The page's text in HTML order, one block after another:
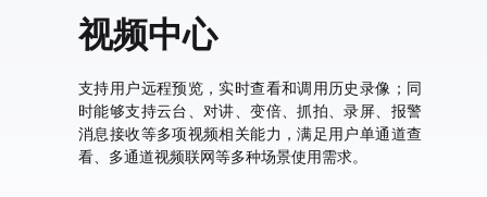
视频中心
支持用户远程预览，实时查看和调用历史录像；同
时能够支持云台、对讲、变倍、抓拍、录屏、报警
消息接收等多项视频相关能力，满足用户单通道查
看、多通道视频联网等多种场景使用需求。